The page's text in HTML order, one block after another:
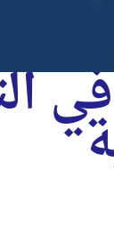
في